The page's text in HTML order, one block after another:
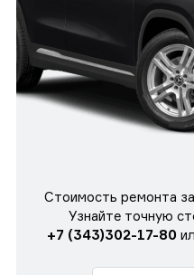
Стоимость ремонта
Узнайте точную
+7 (343)302-17-80